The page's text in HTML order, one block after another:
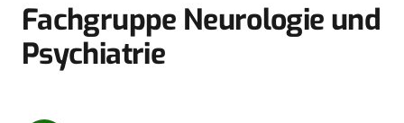
Fachgruppe Neurologie und
Psychiatrie